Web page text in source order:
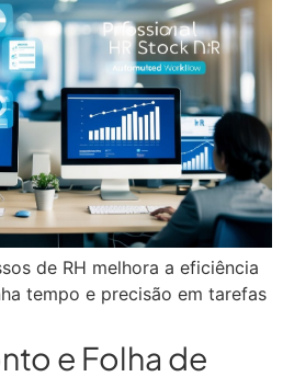
de RH melhora a eficiência
tempo e precisão em tarefas
e Folha de